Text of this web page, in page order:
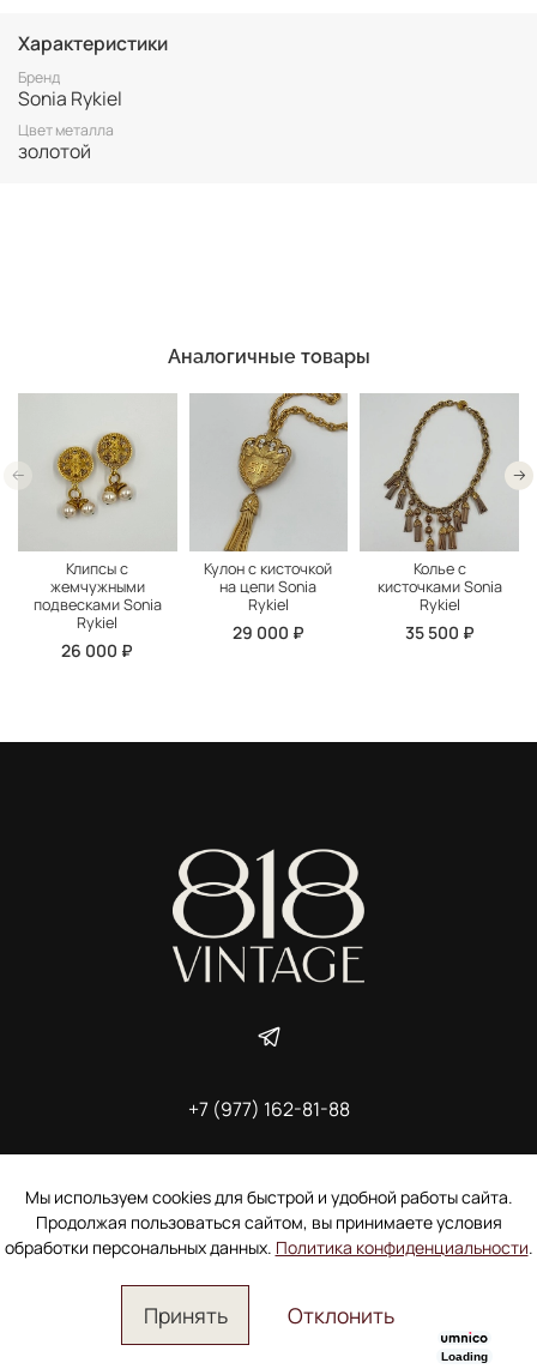
Винтаж не подлежит возврату. Все важные для вас нюансы по
размеру и состоянию уточняйте перед покупкой.
Характеристики
Бренд
Sonia Rykiel
Цвет металла
золотой
Аналогичные товары
Клипсы с
жемчужными
подвесками Sonia
Rykiel
26 000 ₽
Кулон с кисточкой
на цепи Sonia
Rykiel
29 000 ₽
Колье с
кисточками Sonia
Rykiel
35 500 ₽
+7 (977) 162-81-88
Пользовательское соглашение
Электронное согласие покупателя на рассылку
Согласие на обработку персональных данных
Мы используем cookies для быстрой и удобной работы сайта.
Продолжая пользоваться сайтом, вы принимаете условия
обработки персональных данных. Политика конфиденциальности.
Принять Отклонить
Профиль
Loading